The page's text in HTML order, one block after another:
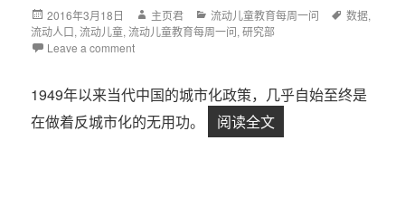
Posted
on
2016年3月18日 Author
主页君 Categories
流动儿童教育每周一问 Tags
数据,
流动人口,流动儿童,流动儿童教育每周一问,研究部
Leave a comment
1949年以来当代中国的城市化政策，几乎自始至终是
在做着反城市化的无用功。
阅读全文